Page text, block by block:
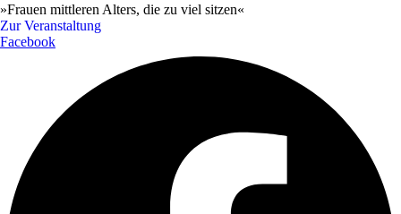
»Frauen mittleren Alters, die zu viel sitzen«
Zur Veranstaltung
Facebook